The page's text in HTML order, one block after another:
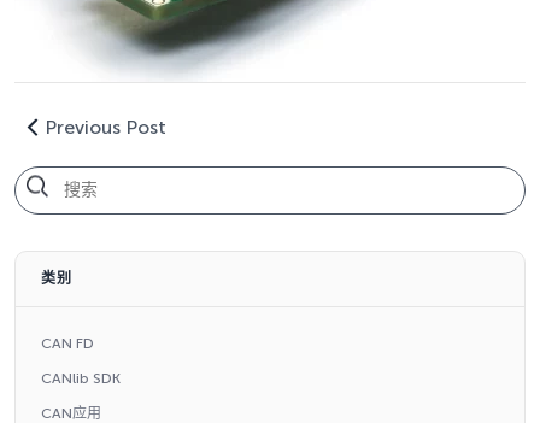
Previous Post
类别
CAN FD
CANlib SDK
CAN应用